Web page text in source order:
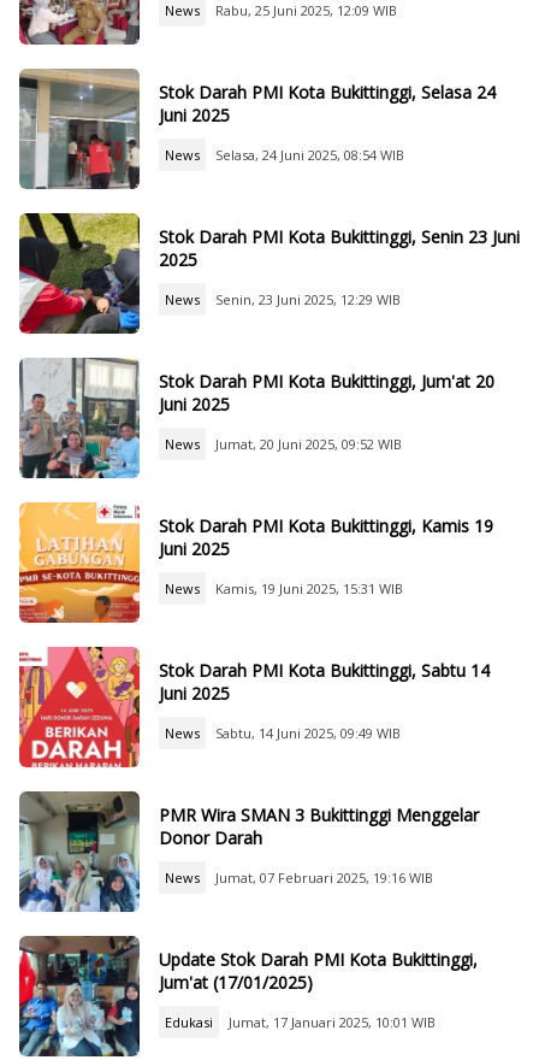
News Rabu, 25 Juni 2025, 12:09 WIB
Stok Darah PMI Kota Bukittinggi, Selasa 24
Juni 2025
News Selasa, 24 Juni 2025, 08:54 WIB
Stok Darah PMI Kota Bukittinggi, Senin 23 Juni
2025
News Senin, 23 Juni 2025, 12:29 WIB
Stok Darah PMI Kota Bukittinggi, Jum'at 20
Juni 2025
News Jumat, 20 Juni 2025, 09:52 WIB
Stok Darah PMI Kota Bukittinggi, Kamis 19
Juni 2025
News Kamis, 19 Juni 2025, 15:31 WIB
Stok Darah PMI Kota Bukittinggi, Sabtu 14
Juni 2025
News Sabtu, 14 Juni 2025, 09:49 WIB
PMR Wira SMAN 3 Bukittinggi Menggelar
Donor Darah
News Jumat, 07 Februari 2025, 19:16 WIB
Update Stok Darah PMI Kota Bukittinggi,
Jum'at (17/01/2025)
Edukasi Jumat, 17 Januari 2025, 10:01 WIB